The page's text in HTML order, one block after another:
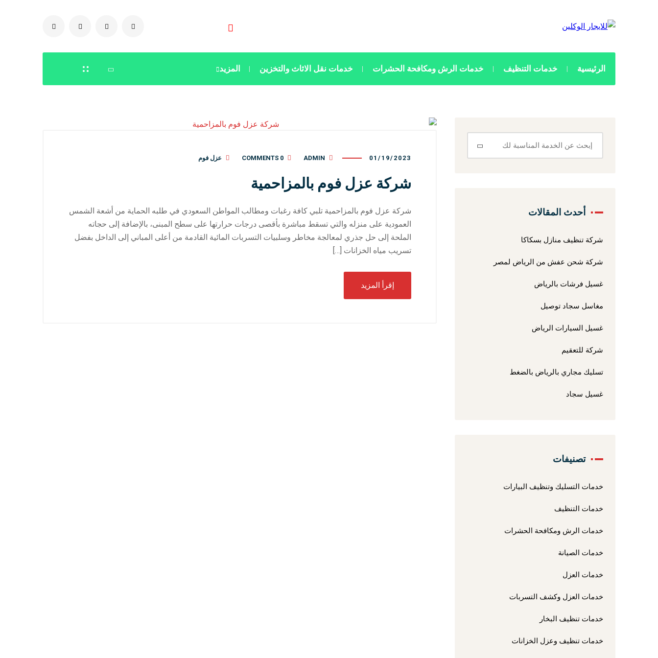
الرئيسية خدمات التنظيف خدمات الرش ومكافحة الحشرات خدمات نقل الاثاث والتخزين المزيد
01/19/2023
ADMIN
0 COMMENTS عزل فوم
شركة عزل فوم بالمزاحمية
شركة عزل فوم بالمزاحمية تلبي كافة رغبات ومطالب المواطن السعودي في طلبه الحماية من أشعة الشمس
العمودية على منزله والتي تسقط مباشرة بأقصى درجات حرارتها على سطح المبنى، بالإضافة إلى حجاته
الملحة إلى حل جذري لمعالجة مخاطر وسلبيات التسربات المائية القادمة من أعلى المباني إلى الداخل بفضل
تسريب مياه الخزانات […]
إقرأ المزيد
أحدث المقالات
شركة تنظيف منازل بسكاكا
شركة شحن عفش من الرياض لمصر
غسيل فرشات بالرياض
مغاسل سجاد توصيل
غسيل السيارات الرياض
شركة للتعقيم
تسليك مجاري بالرياض بالضغط
غسيل سجاد
تصنيفات
خدمات التسليك وتنظيف البيارات
خدمات التنظيف
خدمات الرش ومكافحة الحشرات
خدمات الصيانة
خدمات العزل
خدمات العزل وكشف التسربات
خدمات تنظيف البخار
خدمات تنظيف وعزل الخزانات